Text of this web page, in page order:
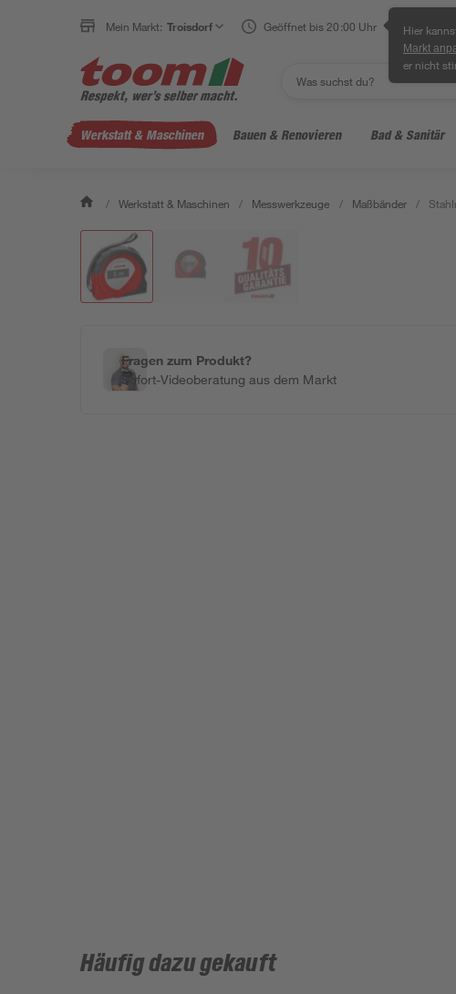
Mein Markt: Troisdorf Geöffnet bis 20:00 Uhr Hier
Markt
er nicht
Werkstatt & Maschinen Bauen & Renovieren Bad & Sanitär
/ Werkstatt & Maschinen / Messwerkzeuge / Maßbänder /
Fragen zum Produkt?
Sofort-Videoberatung aus dem Markt
Häufig dazu gekauft